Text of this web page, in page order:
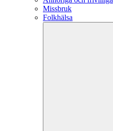
Missbruk
Folkhälsa